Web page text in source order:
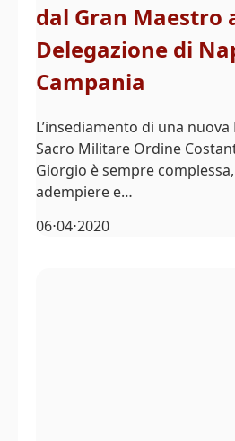
dal Gran Maestro
Delegazione di
Campania
L’insediamento di una
Sacro Militare Ordine
Giorgio è sempre
adempiere e…
06⋅04⋅2020